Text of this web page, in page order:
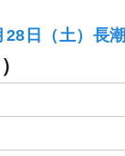
日（土）長潮